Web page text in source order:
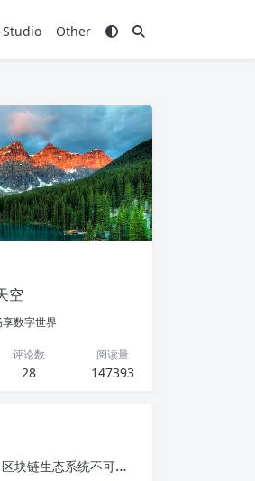
Studio Other
空
数字世界
评论数
28
阅读量
147393
稳定币：区块链生态系统不可或缺的基石与核心驱动力